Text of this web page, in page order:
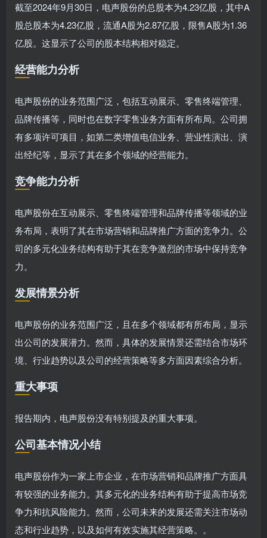
截至2024年9月30日，电声股份的总股本为4.23亿股，其中A
股总股本为4.23亿股，流通A股为2.87亿股，限售A股为1.36
亿股。这显示了公司的股本结构相对稳定。
经营能力分析
电声股份的业务范围广泛，包括互动展示、零售终端管理、
品牌传播等，同时也在数字零售业务方面有所布局。公司拥
有多项许可项目，如第二类增值电信业务、营业性演出、演
出经纪等，显示了其在多个领域的经营能力。
竞争能力分析
电声股份在互动展示、零售终端管理和品牌传播等领域的业
务布局，表明了其在市场营销和品牌推广方面的竞争力。公
司的多元化业务结构有助于其在竞争激烈的市场中保持竞争
力。
发展情景分析
电声股份的业务范围广泛，且在多个领域都有所布局，显示
出公司的发展潜力。然而，具体的发展情景还需结合市场环
境、行业趋势以及公司的经营策略等多方面因素综合分析。
重大事项
报告期内，电声股份没有特别提及的重大事项。
公司基本情况小结
电声股份作为一家上市企业，在市场营销和品牌推广方面具
有较强的业务能力。其多元化的业务结构有助于提高市场竞
争力和抗风险能力。然而，公司未来的发展还需关注市场动
态和行业趋势，以及如何有效实施其经营策略。。